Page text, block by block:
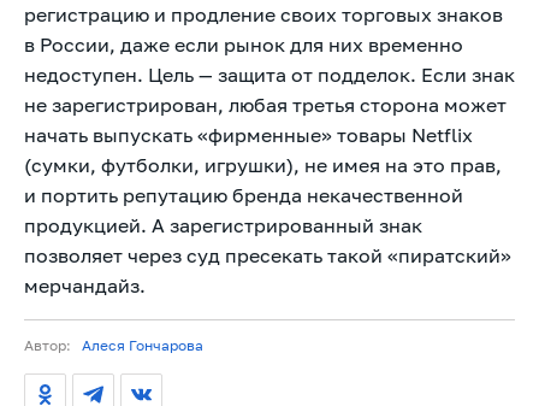
регистрацию и продление своих торговых знаков
в России, даже если рынок для них временно
недоступен. Цель — защита от подделок. Если знак
не зарегистрирован, любая третья сторона может
начать выпускать «фирменные» товары Netflix
(сумки, футболки, игрушки), не имея на это прав,
и портить репутацию бренда некачественной
продукцией. А зарегистрированный знак
позволяет через суд пресекать такой «пиратский»
мерчандайз.
Автор: Алеся Гончарова